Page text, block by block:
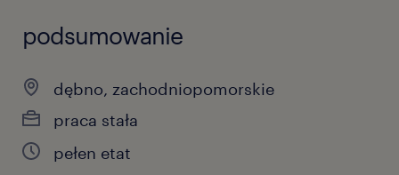
podsumowanie
dębno, zachodniopomorskie
praca stała
pełen etat